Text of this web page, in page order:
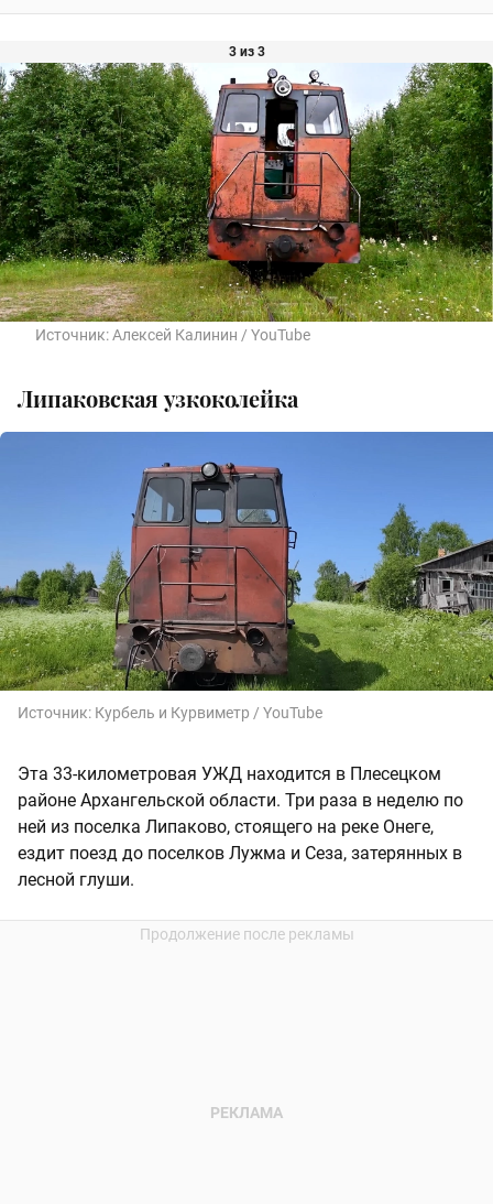
3 из 3
Источник:Алексей Калинин / YouTube
Липаковская узкоколейка
Источник: Курбель и Курвиметр / YouTube
Эта 33-километровая УЖД находится в Плесецком
районе Архангельской области. Три раза в неделю по
ней из поселка Липаково, стоящего на реке Онеге,
ездит поезд до поселков Лужма и Сеза, затерянных в
лесной глуши.